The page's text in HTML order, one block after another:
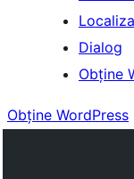
Dialog
Obține
Obține WordPress